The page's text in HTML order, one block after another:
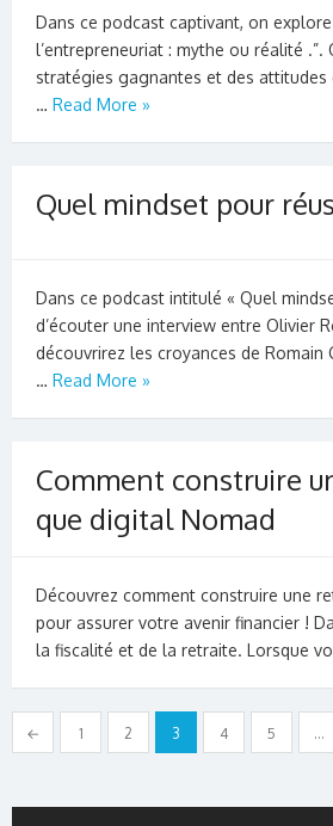
Dans ce podcast captivant, on
l’entrepreneuriat : mythe ou réalité
stratégies gagnantes et des
… Read More »
Quel mindset pour
Dans ce podcast intitulé « Quel
d’écouter une interview entre Olivier
découvrirez les croyances de
… Read More »
Comment construire
que digital Nomad
Découvrez comment construire une
pour assurer votre avenir financier !
la fiscalité et de la retraite. Lorsque
Pagination
des
← 1 2 3 4 5 …